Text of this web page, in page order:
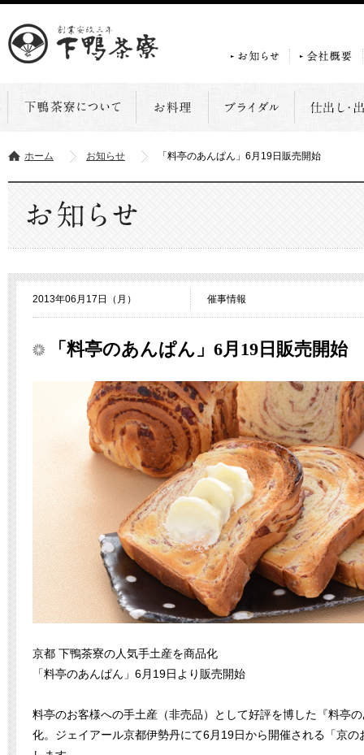
ホーム お知らせ 「料亭のあんぱん」6月19日販売開始
2013年06月17日（月） 催事情報
「料亭のあんぱん」6月19日販売開始
京都 下鴨茶寮の人気手土産を商品化
「料亭のあんぱん」6月19日より販売開始
料亭のお客様への手土産（非売品）として好評を博した『料亭
化。ジェイアール京都伊勢丹にて6月19日から開催される「京